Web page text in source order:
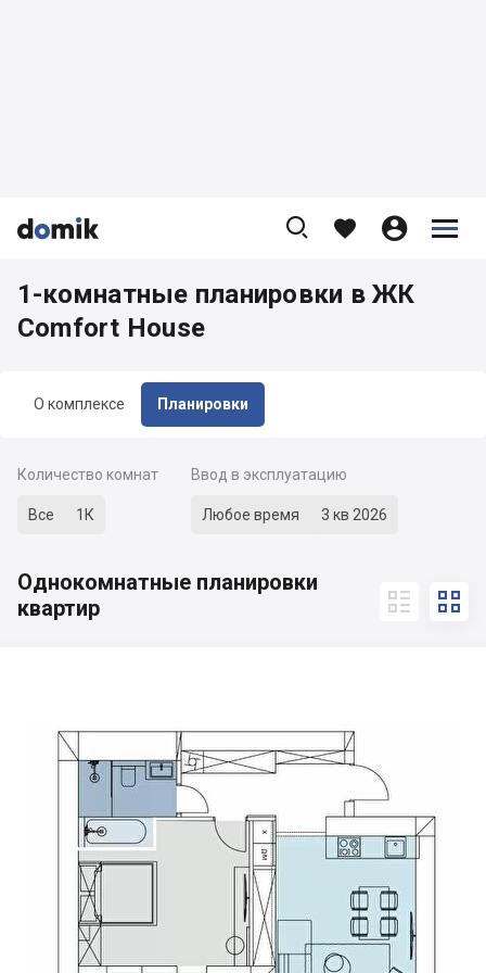


    


О комплексе Планировки
1-комнатные планировки в ЖК
Comfort House
Количество комнат
Все 1К
Ввод в эксплуатацию
Любое время 3 кв 2026
Однокомнатные планировки
квартир
 